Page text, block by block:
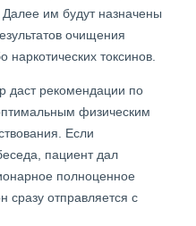
им будут назначены
очищения
наркотических токсинов.
даст рекомендации по
физическим
Если
пациент дал
полноценное
сразу отправляется с